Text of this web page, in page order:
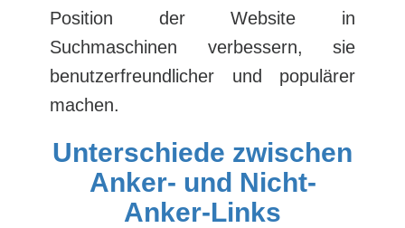
Position der Website in
Suchmaschinen verbessern, sie
benutzerfreundlicher und populärer
machen.
Unterschiede zwischen
Anker- und Nicht-
Anker-Links